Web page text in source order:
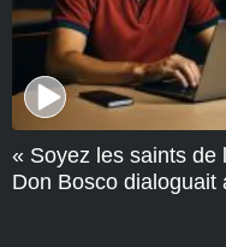
« Soyez les saints de
Don Bosco dialoguait